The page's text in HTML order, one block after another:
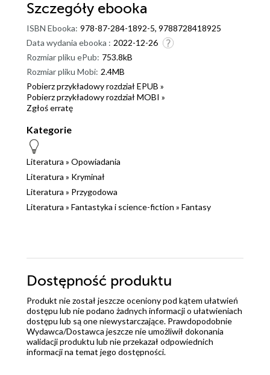
Szczegóły ebooka
ISBN Ebooka: 978-87-284-1892-5, 9788728418925
Data wydania ebooka : 2022-12-26
Rozmiar pliku ePub: 753.8kB
Rozmiar pliku Mobi: 2.4MB
Pobierz przykładowy rozdział EPUB »
Pobierz przykładowy rozdział MOBI »
Zgłoś erratę
Kategorie
Literatura » Opowiadania
Literatura » Kryminał
Literatura » Przygodowa
Literatura » Fantastyka i science-fiction » Fantasy
Dostępność produktu
Produkt nie został jeszcze oceniony pod kątem ułatwień
dostępu lub nie podano żadnych informacji o ułatwieniach
dostępu lub są one niewystarczające. Prawdopodobnie
Wydawca/Dostawca jeszcze nie umożliwił dokonania
walidacji produktu lub nie przekazał odpowiednich
informacji na temat jego dostępności.